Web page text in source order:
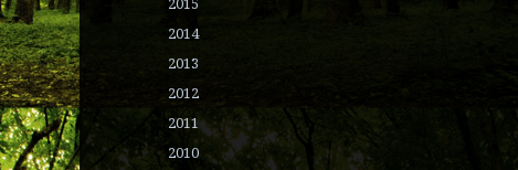
2014
2013
2012
2011
2010